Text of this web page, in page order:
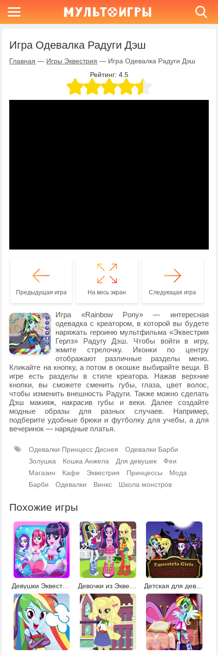
Игра Одевалка Радуги Дэш
Главная — Игры Эквестрия — Игра Одевалка Радуги Дэш
Рейтинг: 4.5
Предыдущая игра На весь экран Следующая игра
Игра «Rainbow Pony» — интересная
одевадка с креатором, в которой вы будете
наряжать героиню мультфильма «Эквестрия
Герлз» Радугу Дэш. Чтобы войти в игру,
жмите стрелочку. Иконки по центру
отображают различные разделы меню.
Кликайте на кнопку, а потом в окошке выбирайте вещи. В
игре есть разделы в стиле креатора. Нажав верхние
кнопки, вы сможете сменить губы, глаза, цвет волос,
чтобы изменить внешность Радуги. Также можно сделать
Дэш макияж, накрасив губы и веки. Далее создайте
модные образы для разных случаев. Например,
подберите удобные брюки и футболку для учебы, а для
вечеринок — нарядные платья.
Одевалки Принцесс Диснея
Одевалки Барби
Золушка
Кошка Анжела Для девушек
Феи
Магазин
Кафе Эквестрия Принцессы
Мода
Барби
Одевалки Винкс Школа монстров
Похожие игры
Девушки Эквестрии одевалка Девочки из Эквестрии 2 Детская для девочек 6 лет